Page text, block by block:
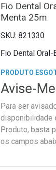
Fio Dental
Menta 25m
821330
Fio Dental
PRODUTO
Avise-Me
Para ser
disponibilidade
Produto, basta
os campos